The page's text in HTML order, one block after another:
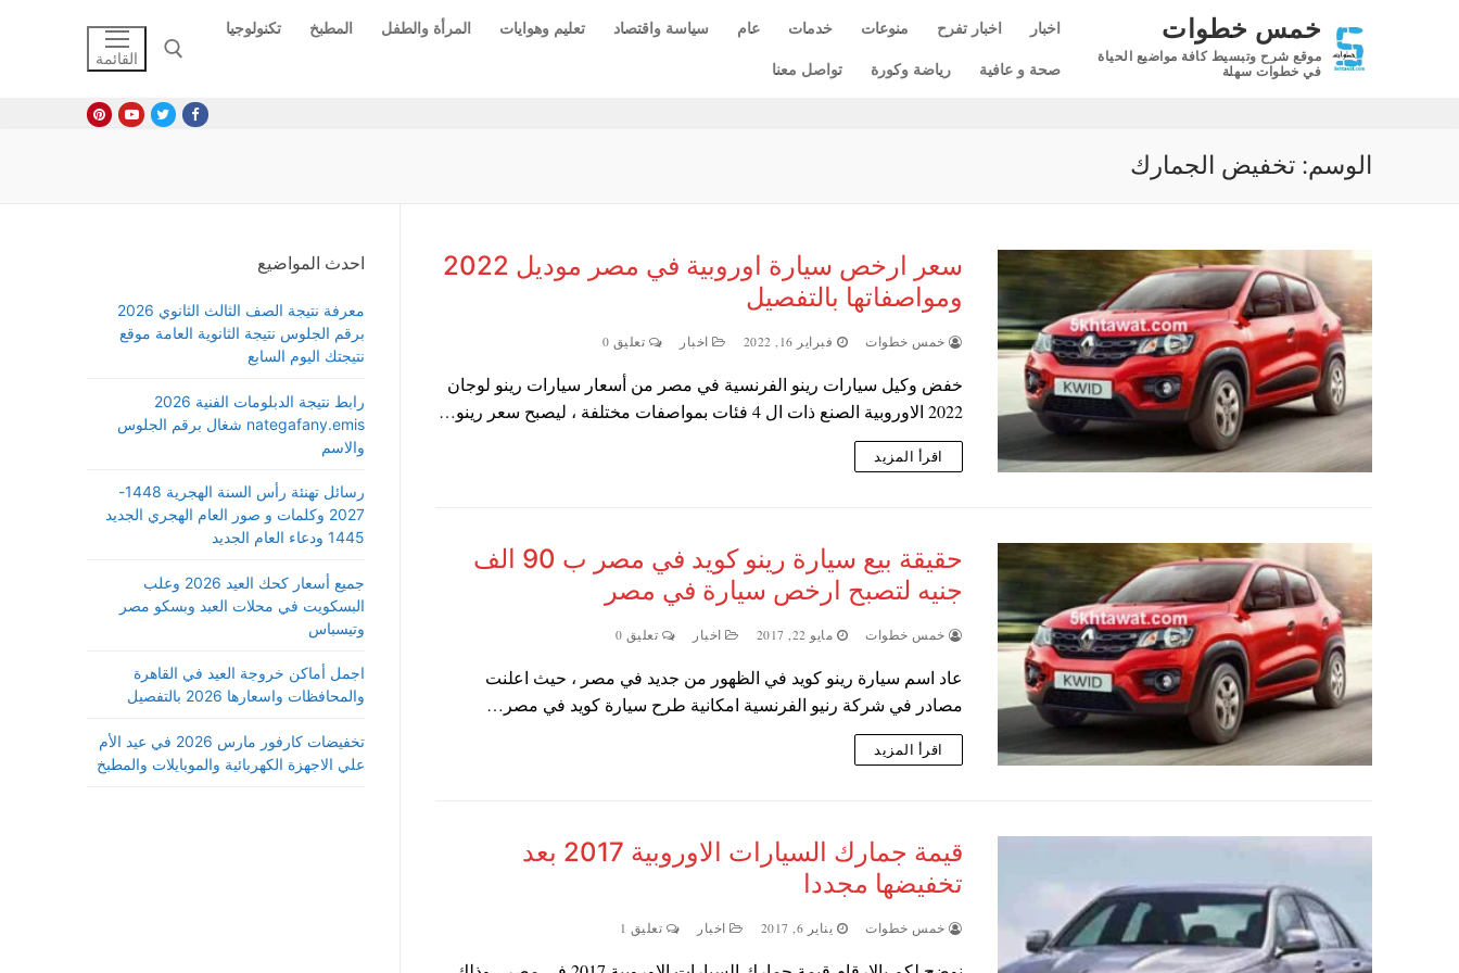
خمس خطوات
موقع شرح وتبسيط كافة مواضيع الحياة
في خطوات سهلة
اخبار اخبار تفرح منوعات خدمات عام سياسة واقتصاد تعليم وهوايات المرأة والطفل المطبخ
تكنولوجيا
صحة و عافية
رياضة وكورة تواصل معنا القائمة
الوسم: تخفيض الجمارك
سعر ارخص سيارة اوروبية في مصر موديل 2022
ومواصفاتها بالتفصيل
خمس خطوات فبراير 16, 2022 اخبار تعليق 0
خفض وكيل سيارات رينو الفرنسية في مصر من أسعار سيارات رينو لوجان
2022 الاوروبية الصنع ذات ال 4 فئات بمواصفات مختلفة ، ليصبح سعر رينو…
اقرأ المزيد
حقيقة بيع سيارة رينو كويد في مصر ب 90 الف
جنيه لتصبح ارخص سيارة في مصر
خمس خطوات مايو 22, 2017 اخبار تعليق 0
عاد اسم سيارة رينو كويد في الظهور من جديد في مصر ، حيث اعلنت
مصادر في شركة رنيو الفرنسية امكانية طرح سيارة كويد في مصر…
اقرأ المزيد
قيمة جمارك السيارات الاوروبية 2017 بعد
تخفيضها مجددا
خمس خطوات يناير 6, 2017 اخبار تعليق 1
احدث المواضيع
معرفة نتيجة الصف الثالث الثانوي 2026
برقم الجلوس نتيجة الثانوية العامة موقع
نتيجتك اليوم السابع
رابط نتيجة الدبلومات الفنية 2026
nategafany.emis شغال برقم الجلوس
والاسم
رسائل تهنئة رأس السنة الهجرية 1448-
2027 وكلمات و صور العام الهجري الجديد
1445 ودعاء العام الجديد
جميع أسعار كحك العيد 2026 وعلب
البسكويت في محلات العبد وبسكو مصر
وتيسباس
اجمل أماكن خروجة العيد في القاهرة
والمحافظات واسعارها 2026 بالتفصيل
تخفيضات كارفور مارس 2026 في عيد الأم
علي الاجهزة الكهربائية والموبايلات والمطبخ